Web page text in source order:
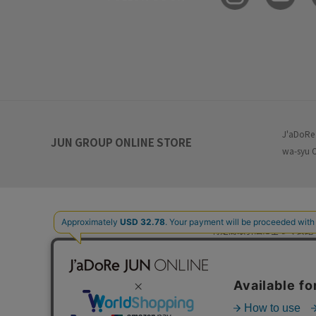
JUN GROUP ONLINE STORE
J'aDoRe
wa-syu
特定商取引法に基づく表記